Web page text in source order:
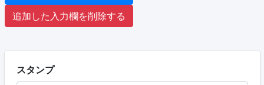
追加した入力欄を削除する
スタンプ